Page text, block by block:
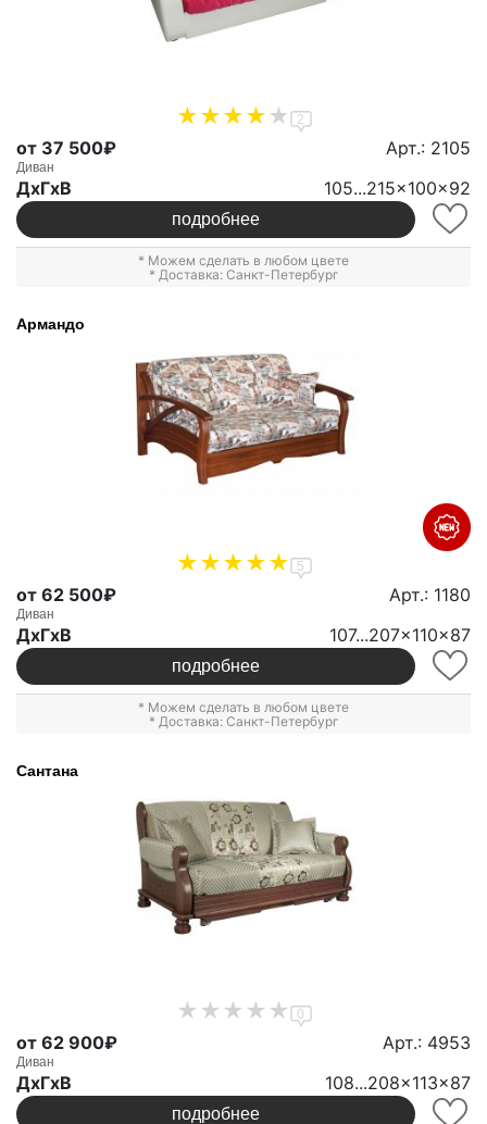
2
от 37 500₽ Арт.: 2105
Диван
ДxГxВ 105...215x100x92
подробнее
* Можем сделать в любом цвете
* Доставка: Санкт-Петербург
Армандо
5
от 62 500₽ Арт.: 1180
Диван
ДxГxВ 107...207x110x87
подробнее
* Можем сделать в любом цвете
* Доставка: Санкт-Петербург
Сантана
0
от 62 900₽ Арт.: 4953
Диван
ДxГxВ 108...208x113x87
подробнее